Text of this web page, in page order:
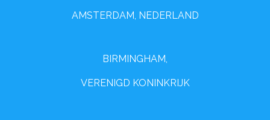
AMSTERDAM, NEDERLAND
BIRMINGHAM,
VERENIGD KONINKRIJK